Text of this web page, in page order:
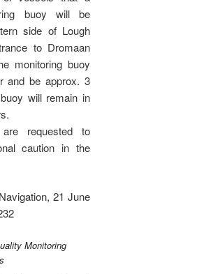
buoy will be
side of Lough
to Dromaan
monitoring buoy
and be approx. 3
will remain in
requested to
caution in the
21 June